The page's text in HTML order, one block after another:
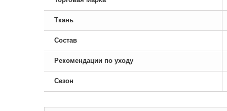
Ткань
Состав
Рекомендации по уходу
Сезон